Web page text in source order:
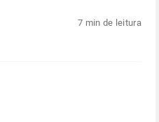
7 min de leitura